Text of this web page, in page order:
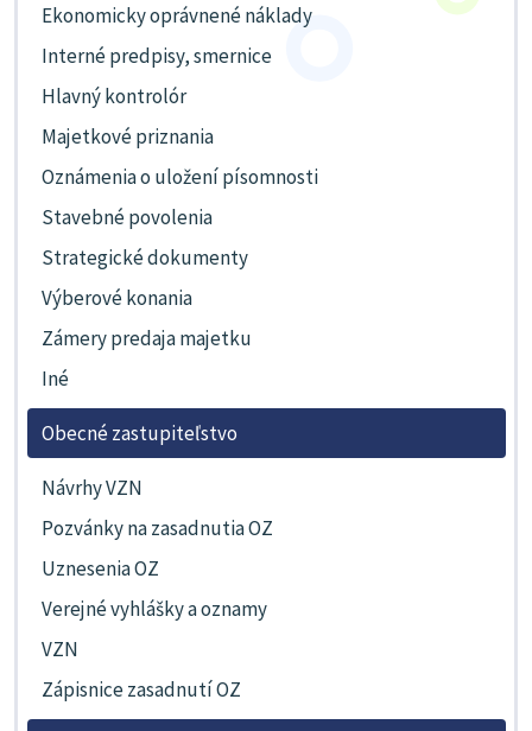
Ekonomicky oprávnené náklady
Interné predpisy, smernice
Hlavný kontrolór
Majetkové priznania
Oznámenia o uložení písomnosti
Stavebné povolenia
Strategické dokumenty
Výberové konania
Zámery predaja majetku
Iné
Obecné zastupiteľstvo
Návrhy VZN
Pozvánky na zasadnutia OZ
Uznesenia OZ
Verejné vyhlášky a oznamy
VZN
Zápisnice zasadnutí OZ